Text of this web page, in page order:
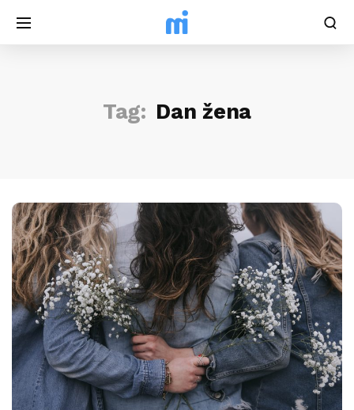
Tag: Dan žena